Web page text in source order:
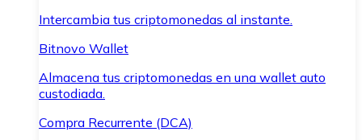
Intercambia tus criptomonedas al instante.
Bitnovo Wallet
Almacena tus criptomonedas en una wallet auto
custodiada.
Compra Recurrente (DCA)